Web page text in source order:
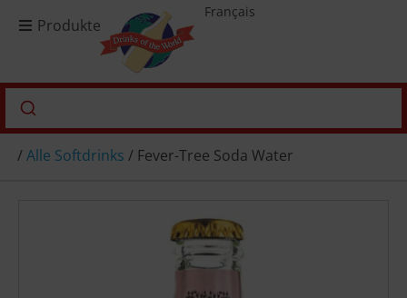
Produkte
Français
/Alle Softdrinks / Fever-Tree Soda Water